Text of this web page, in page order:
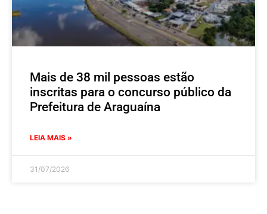
Mais de 38 mil pessoas estão
inscritas para o concurso público da
Prefeitura de Araguaína
LEIA MAIS »
31/07/2026